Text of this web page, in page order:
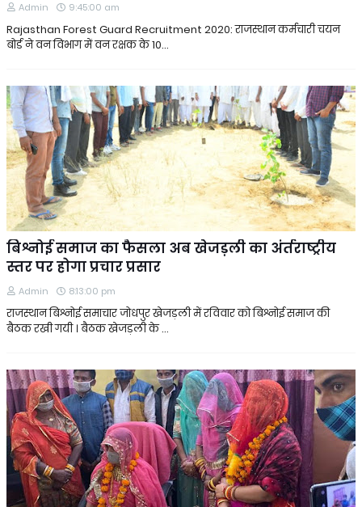
Admin 9:45:00 am
Rajasthan Forest Guard Recruitment 2020: राजस्थान कर्मचारी चयन
बोर्ड ने वन विभाग में वन रक्षक के 10…
बिश्नोई समाज का फैसला अब खेजड़ली का अंर्तराष्ट्रीय
स्तर पर होगा प्रचार प्रसार
Admin 8:13:00 pm
राजस्थान बिश्नोई समाचार जोधपुर खेजड़ली में रविवार को बिश्नोई समाज की
बैठक रखी गयी । बैठक खेजड़ली के …